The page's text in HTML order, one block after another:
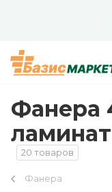
Фанера
20 товаров
Фанера